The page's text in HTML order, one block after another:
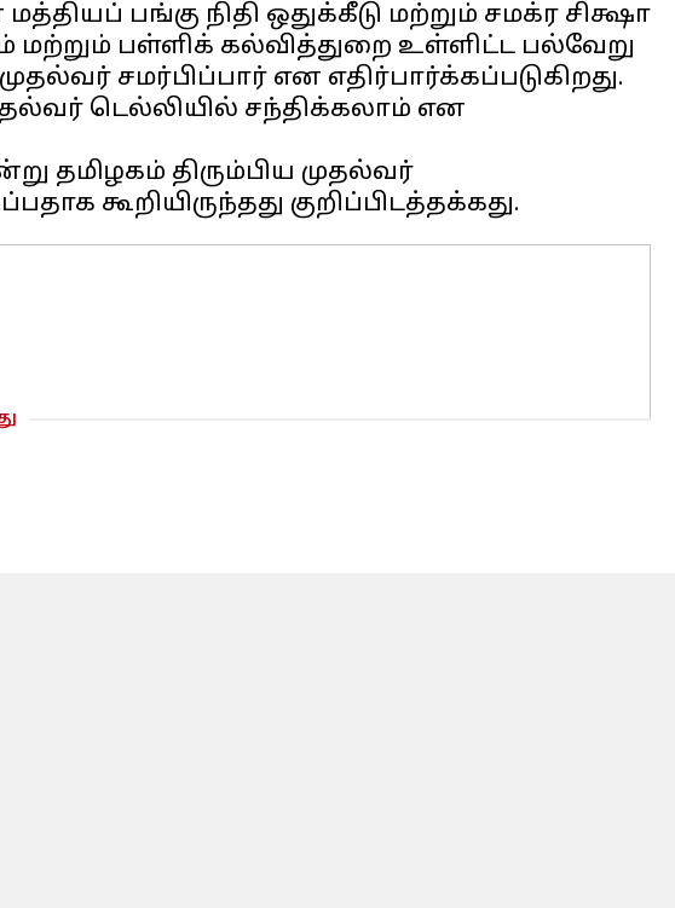
பங்கு நிதி ஒதுக்கீடு மற்றும் சமக்ர சிக்ஷா
மற்றும் பள்ளிக் கல்வித்துறை உள்ளிட்ட பல்வேறு
சமர்பிப்பார் என எதிர்பார்க்கப்படுகிறது.
டெல்லியில் சந்திக்கலாம் என
தமிழகம் திரும்பிய முதல்வர்